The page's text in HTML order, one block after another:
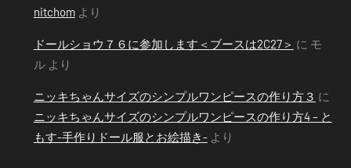
nitchomより
ドールショウ７６に参加します＜ブースは2C27＞ に モ
ルより
ニッキちゃんサイズのシンプルワンピースの作り方３ に
ニッキちゃんサイズのシンプルワンピースの作り方4 – と
もす-手作りドール服とお絵描き-より